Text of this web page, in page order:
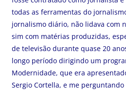
todas as ferramentas do
jornalismo diário, não lidava com
sim com matérias produzidas,
de televisão durante quase 20
longo período dirigindo um
Modernidade, que era
Sergio Cortella, e me